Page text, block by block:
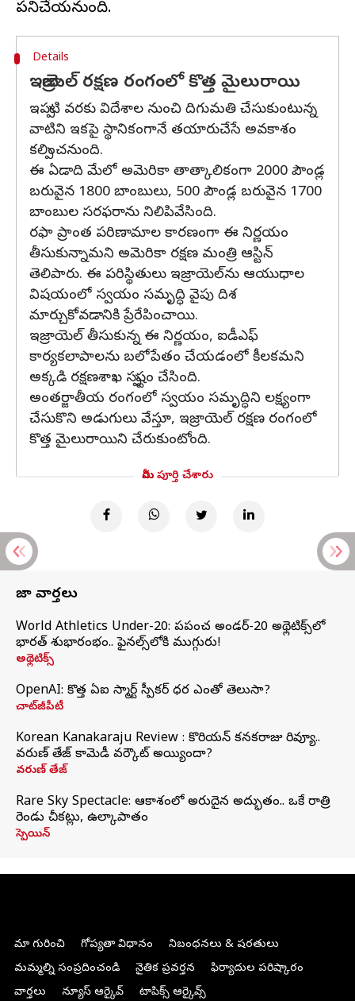
Details
ఇజ్రాయెల్ రక్షణ రంగంలో కొత్త మైలురాయి
ఇప్పటి వరకు విదేశాల నుంచి దిగుమతి చేసుకుంటున్న
వాటిని ఇకపై స్థానికంగానే తయారుచేసే అవకాశం
కల్పించనుంది.
ఈ ఏడాది మేలో అమెరికా తాత్కాలికంగా 2000 పౌండ్ల
బరువైన 1800 బాంబులు, 500 పౌండ్ల బరువైన 1700
బాంబుల సరఫరాను నిలిపివేసింది.
రఫా ప్రాంత పరిణామాల కారణంగా ఈ నిర్ణయం
తీసుకున్నామని అమెరికా రక్షణ మంత్రి ఆస్టిన్‌
తెలిపారు. ఈ పరిస్థితులు ఇజ్రాయెల్‌ను ఆయుధాల
విషయంలో స్వయం సమృద్ధి వైపు దిశ
మార్చుకోవడానికి ప్రేరేపించాయి.
ఇజ్రాయెల్‌ తీసుకున్న ఈ నిర్ణయం, ఐడీఎఫ్‌
కార్యకలాపాలను బలోపేతం చేయడంలో కీలకమని
అక్కడి రక్షణశాఖ స్పష్టం చేసింది.
అంతర్జాతీయ రంగంలో స్వయం సమృద్ధిని లక్ష్యంగా
చేసుకొని అడుగులు వేస్తూ, ఇజ్రాయెల్‌ రక్షణ రంగంలో
కొత్త మైలురాయిని చేరుకుంటోంది.
మీరు పూర్తి చేశారు
తాజా వార్తలు
World Athletics Under-20: ప్రపంచ అండర్-20 అథ్లెటిక్స్‌లో
భారత్‌ శుభారంభం.. ఫైనల్స్‌లోకి ముగ్గురు!
అథ్లెటిక్స్
OpenAI: కొత్త ఏఐ స్మార్ట్ స్పీకర్ ధర ఎంతో తెలుసా?
చాట్‌జీపీటీ
Korean Kanakaraju Review : కొరియన్ కనకరాజు రివ్యూ..
వరుణ్ తేజ్ కామెడీ వర్కౌట్ అయ్యిందా?
వరుణ్ తేజ్
Rare Sky Spectacle: ఆకాశంలో అరుదైన అద్భుతం.. ఒకే రాత్రి
రెండు చీకట్లు, ఉల్కాపాతం
స్పెయిన్
మా గురించి గోప్యతా విధానం
నిబంధనలు & షరతులు
మమ్మల్ని సంప్రదించండి
నైతిక ప్రవర్తన
ఫిర్యాదుల పరిష్కారం
వార్తలు
న్యూస్ ఆర్కైవ్ టాపిక్స్ ఆర్కైవ్స్